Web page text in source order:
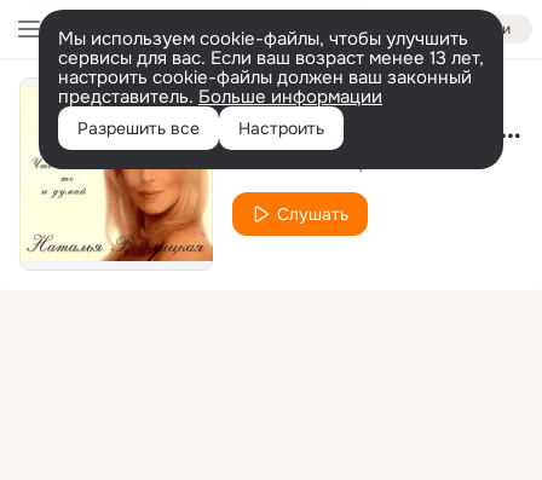
Войти
Мы используем cookie-файлы, чтобы улучшить
сервисы для вас. Если ваш возраст менее 13 лет,
настроить cookie-файлы должен ваш законный
представитель. Больше информации
Разрешить все Настроить По Тверской и Неглинной
Слушать